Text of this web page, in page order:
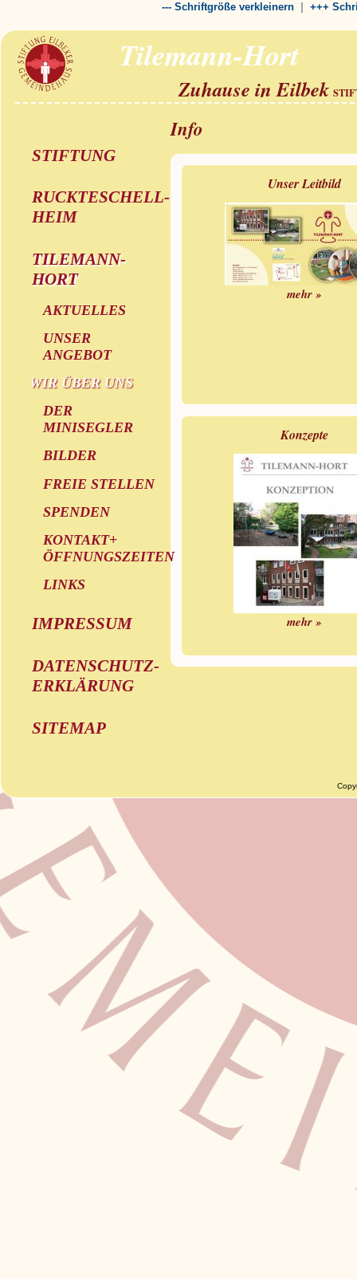
--- Schriftgröße verkleinern | +++
Tilemann-Hort
Zuhause in Eilbek
STIFTUNG
RUCKTESCHELL-
HEIM
TILEMANN-
HORT
AKTUELLES
UNSER
ANGEBOT
WIR ÜBER UNS
DER
MINISEGLER
BILDER
FREIE STELLEN
SPENDEN
KONTAKT+
ÖFFNUNGSZEITEN
LINKS
IMPRESSUM
DATENSCHUTZ-
ERKLÄRUNG
SITEMAP
Info
Unser Leitbild
mehr »
Konzepte
mehr »